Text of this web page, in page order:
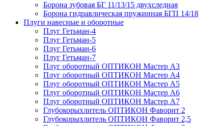
Борона зубовая БГ 11/13/15 двухследная
Борона гидравлическая пружинная БГП 14/18
Плуги навесные и оборотные
Плуг Гетьман-4
Плуг Гетьман-5
Плуг Гетьман-6
Плуг Гетьман-7
Плуг оборотный ОПТИКОН Мастер А3
Плуг оборотный ОПТИКОН Мастер А4
Плуг оборотный ОПТИКОН Мастер А5
Плуг оборотный ОПТИКОН Мастер А6
Плуг оборотный ОПТИКОН Мастер А7
Глубокорыхлитель ОПТИКОН Фаворит 2
Глубокорыхлитель ОПТИКОН Фаворит 2,5